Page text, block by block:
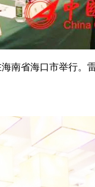
南省海口市举行。